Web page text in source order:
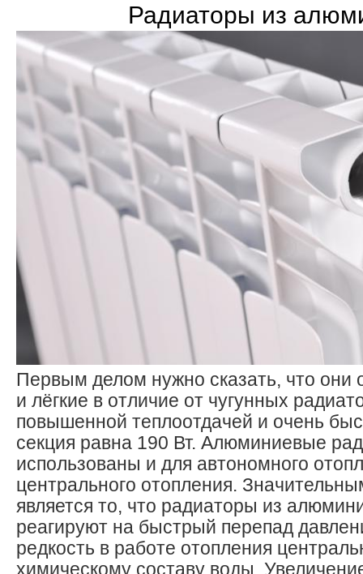
Радиаторы из
Первым делом нужно сказать, что они
и лёгкие в отличие от чугунных
повышенной теплоотдачей и очень
секция равна 190 Вт. Алюминиевые
использованы и для автономного
центрального отопления.
является то, что радиаторы из
реагируют на быстрый перепад
редкость в работе отопления
химическому составу воды.